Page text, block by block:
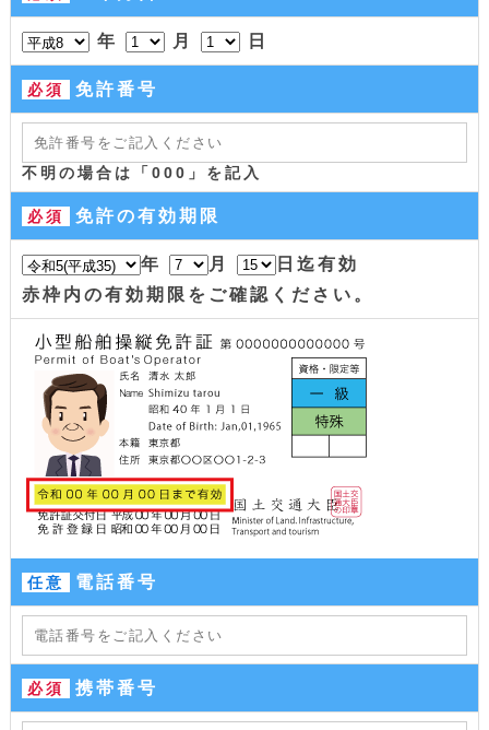
年 月 日
必須 免許番号
不明の場合は「000」を記入
必須 免許の有効期限
年 月
日迄有効
赤枠内の有効期限をご確認ください。
任意 電話番号
必須 携帯番号